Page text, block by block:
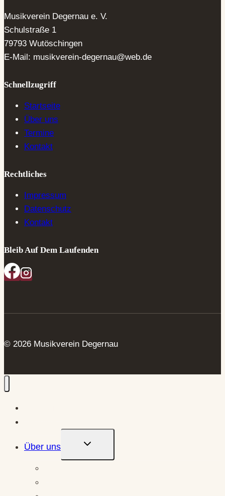
Musikverein Degernau e. V.
Schulstraße 1
79793 Wutöschingen
E-Mail: musikverein-degernau@web.de
Schnellzugriff
Startseite
Über uns
Termine
Kontakt
Rechtliches
Impressum
Datenschutz
Kontakt
Bleib Auf Dem Laufenden
© 2026 Musikverein Degernau
Über uns
Untermenü